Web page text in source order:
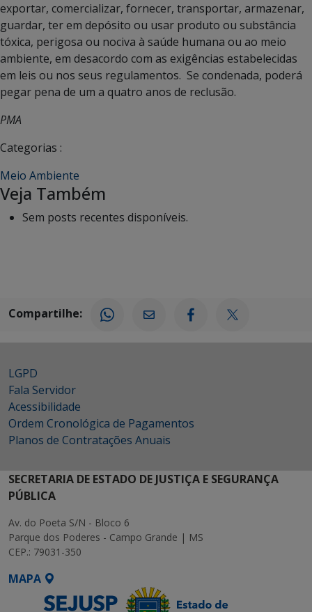
exportar, comercializar, fornecer, transportar, armazenar,
guardar, ter em depósito ou usar produto ou substância
tóxica, perigosa ou nociva à saúde humana ou ao meio
ambiente, em desacordo com as exigências estabelecidas
em leis ou nos seus regulamentos. Se condenada, poderá
pegar pena de um a quatro anos de reclusão.
PMA
Categorias :
Meio Ambiente
Veja Também
Sem posts recentes disponíveis.
Compartilhe:
LGPD
Fala Servidor
Acessibilidade
Ordem Cronológica de Pagamentos
Planos de Contratações Anuais
SECRETARIA DE ESTADO DE JUSTIÇA E SEGURANÇA
PÚBLICA
Av. do Poeta S/N - Bloco 6
Parque dos Poderes - Campo Grande | MS
CEP.: 79031-350
MAPA